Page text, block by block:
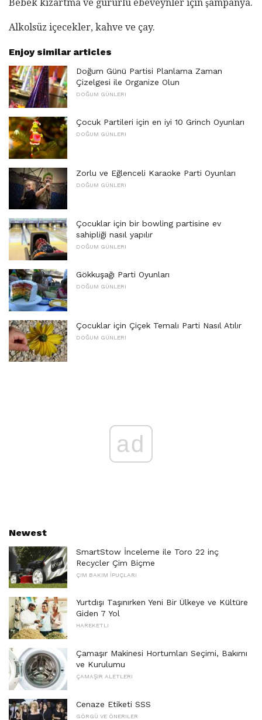
Bebek kızartma ve gururlu ebeveynler için şampanya.
Alkolsüz içecekler, kahve ve çay.
Enjoy similar articles
Doğum Günü Partisi Planlama Zaman
Çizelgesi ile Organize Olun
DOĞUM GÜNLERI
Çocuk Partileri için en iyi 10 Grinch Oyunları
DOĞUM GÜNLERI
Zorlu ve Eğlenceli Karaoke Parti Oyunları
DOĞUM GÜNLERI
Çocuklar için bir bowling partisine ev
sahipliği nasıl yapılır
DOĞUM GÜNLERI
Gökkuşağı Parti Oyunları
DOĞUM GÜNLERI
Çocuklar için Çiçek Temalı Parti Nasıl Atılır
DOĞUM GÜNLERI
ad
Newest
SmartStow İnceleme ile Toro 22 inç
Recycler Çim Biçme
ÇIM BAKIM İPUÇLARI
Yurtdışı Taşınırken Yeni Bir Ülkeye ve Kültüre
Giden 7 Yol
HAREKETLI
Çamaşır Makinesi Hortumları Seçimi, Bakımı
ve Kurulumu
ÇAMAŞIR ALETLERI
Cenaze Etiketi SSS
GÖRGÜ VE ÖNERILER